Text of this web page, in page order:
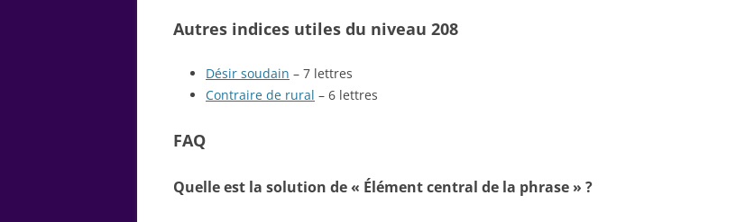
Autres indices utiles du niveau 208
Désir soudain – 7 lettres
Contraire de rural – 6 lettres
FAQ
Quelle est la solution de « Élément central de la phrase » ?